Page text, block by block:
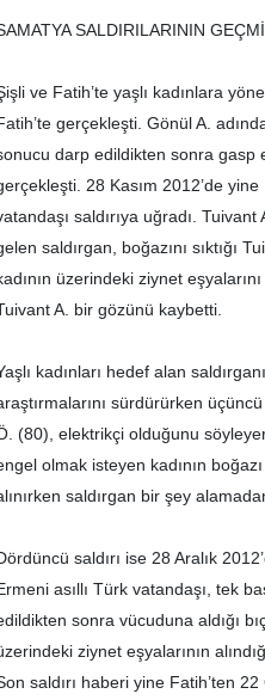
SALDIRILARININ
ve Fatih’te yaşlı kadınlara
gerçekleşti. Gönül A.
darp edildikten sonra gasp
28 Kasım 2012’de
saldırıya uğradı.
saldırgan, boğazını sıktığı
üzerindeki ziynet
A. bir gözünü kaybetti.
kadınları hedef alan
sürdürürken
(80), elektrikçi olduğunu
olmak isteyen kadının
saldırgan bir şey
saldırı ise 28 Aralık
asıllı Türk vatandaşı, tek
sonra vücuduna aldığı
ziynet eşyalarının
saldırı haberi yine Fatih’ten